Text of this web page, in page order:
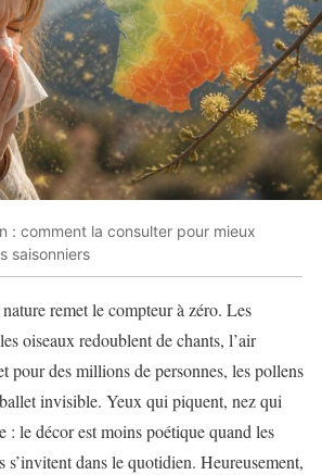
: comment la consulter pour mieux
saisonniers
remet le compteur à zéro. Les
oiseaux redoublent de chants, l’air
des millions de personnes, les pollens
invisible. Yeux qui piquent, nez qui
: le décor est moins poétique quand les
s’invitent dans le quotidien. Heureusement,